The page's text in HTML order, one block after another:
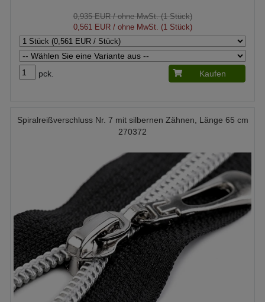
0,935 EUR/ ohne MwSt. (1 Stück)
0,561 EUR/ ohne MwSt. (1 Stück)
pck. Kaufen
Spiralreißverschluss Nr. 7 mit silbernen Zähnen, Länge 65 cm
270372